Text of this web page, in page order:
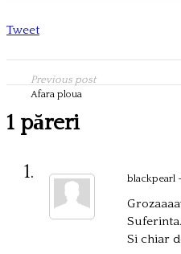
Tweet
Previous post
Afara ploua
1 păreri
blackpearl
Si chiar